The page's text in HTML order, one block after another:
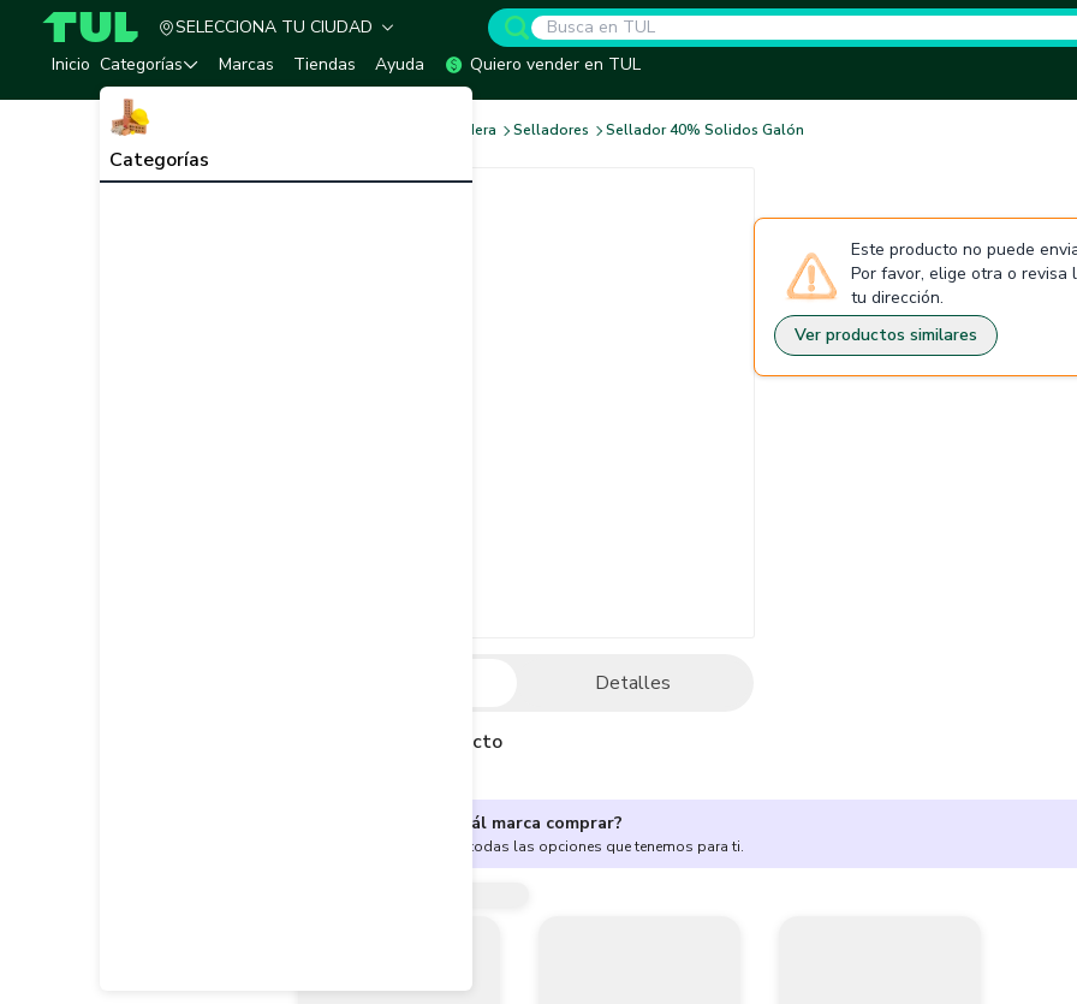
TUL - Tu Marketplace de Construcción
SELECCIONA TU CIUDAD
Inicio Categorías
Categorías
Marcas Tiendas Ayuda Quiero vender en TUL
Pinturas para Madera Selladores Sellador 40% Solidos Galón
Detalles
Descripción del producto
Este producto no puede
Por favor, elige otra o revisa
tu dirección.
Ver productos similares
¿No sabes cuál marca comprar?
Encuentra aquí todas las opciones que tenemos para ti.